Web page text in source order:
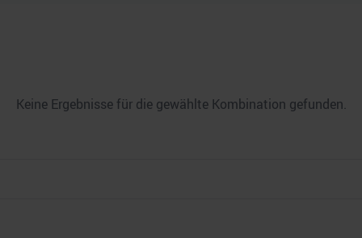
Keine Ergebnisse für die gewählte Kombination gefunden.